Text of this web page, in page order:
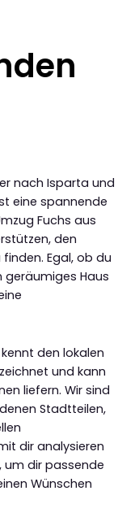
nach Isparta und
eine spannende
Fuchs aus
den
Egal, ob du
geräumiges Haus
den lokalen
und kann
liefern. Wir sind
Stadtteilen,
dir analysieren
um dir passende
Wünschen